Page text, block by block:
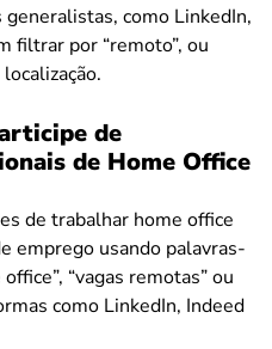
como LinkedIn,
filtrar por “remoto”, ou
de
de Home Office
de trabalhar home office
emprego usando palavras-
“vagas remotas” ou
como LinkedIn, Indeed